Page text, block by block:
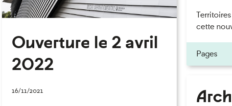
Ouverture le 2 avril
2022
16/11/2021
cette
Pages